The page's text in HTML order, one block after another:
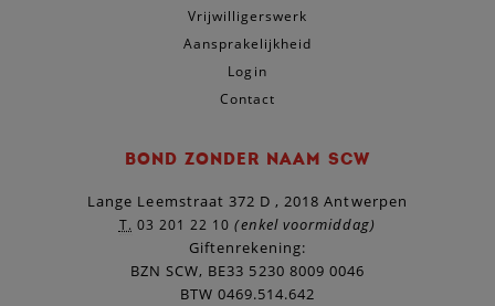
Vrijwilligerswerk
Aansprakelijkheid
Login
Contact
BOND ZONDER NAAM SCW
Lange Leemstraat 372 D , 2018 Antwerpen
T. 03 201 22 10 (enkel voormiddag)
Giftenrekening:
BZN SCW, BE33 5230 8009 0046
BTW 0469.514.642